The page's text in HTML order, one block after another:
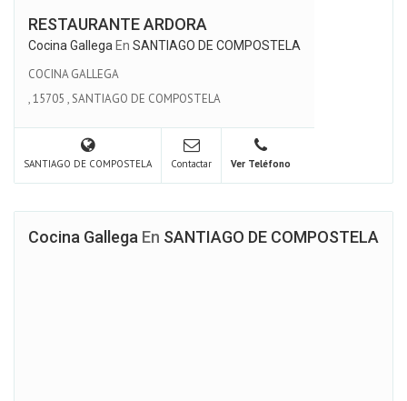
RESTAURANTE ARDORA
Cocina Gallega En SANTIAGO DE COMPOSTELA
COCINA GALLEGA
,15705 ,SANTIAGO DE COMPOSTELA
SANTIAGO DE COMPOSTELA Contactar Ver Teléfono
Cocina Gallega En SANTIAGO DE COMPOSTELA